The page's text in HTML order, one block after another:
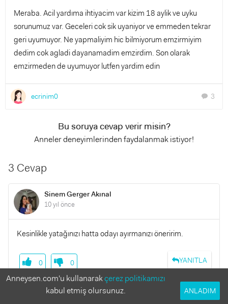
Meraba. Acil yardıma ihtiyacim var kizim 18 aylik ve uyku
sorunumuz var. Geceleri cok sik uyaniyor ve emmeden tekrar
geri uyumuyor. Ne yapmaliyim hic bilmiyorum emzirmiyim
dedim cok agladi dayanamadim emzirdim. Son olarak
emzirmeden de uyumuyor lutfen yardim edin
ecrinim0 chat 3
Bu soruya cevap verir misin?
Anneler deneyimlerinden faydalanmak istiyor!
3 Cevap
Sinem Gerger Akınal
10 yıl önce
Kesinlikle yatağınızı hatta odayı ayırmanızı öneririm.
YANITLA
0 0
Anneysen.com'u kullanarakçerez politikamızı
kabul etmiş olursunuz.
ANLADIM